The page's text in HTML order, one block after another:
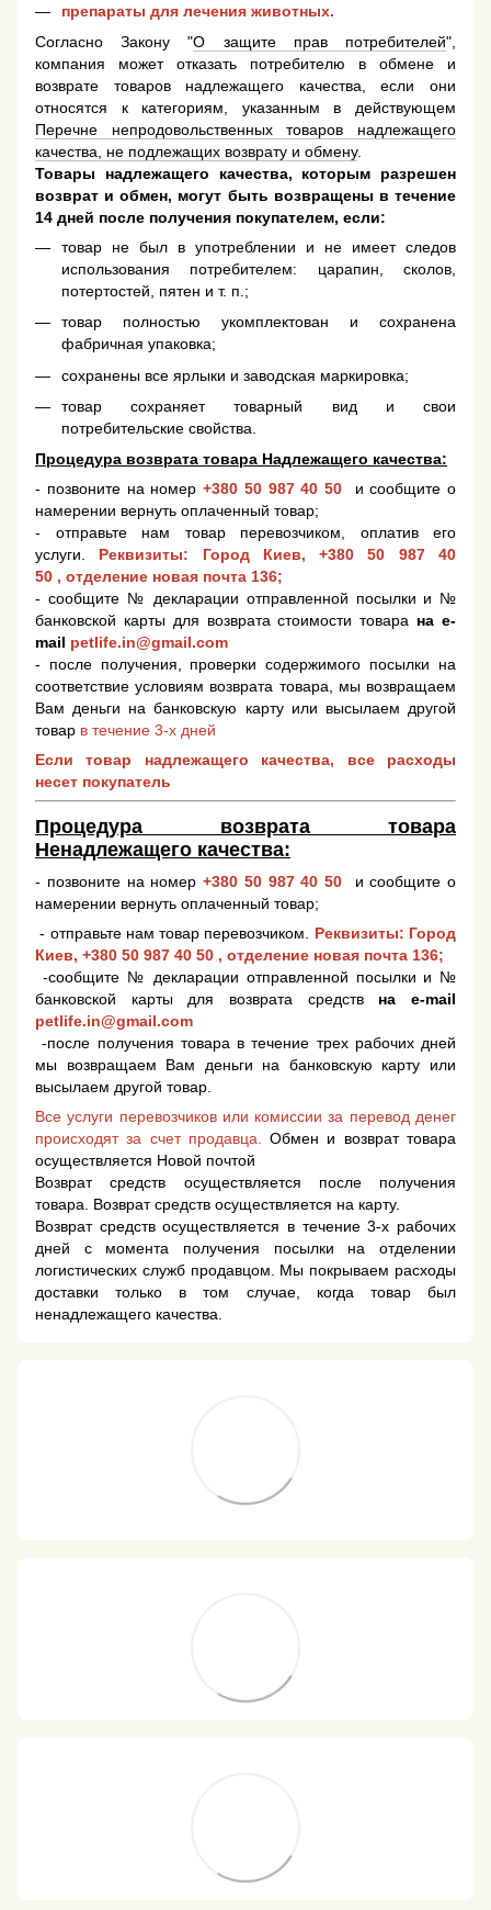
препараты для лечения животных.
Согласно Закону "О защите прав потребителей",
компания может отказать потребителю в обмене и
возврате товаров надлежащего качества, если они
относятся к категориям, указанным в действующем
Перечне непродовольственных товаров надлежащего
качества, не подлежащих возврату и обмену.
Товары надлежащего качества, которым разрешен
возврат и обмен, могут быть возвращены в течение
14 дней после получения покупателем, если:
товар не был в употреблении и не имеет следов
использования потребителем: царапин, сколов,
потертостей, пятен и т. п.;
товар полностью укомплектован и сохранена
фабричная упаковка;
сохранены все ярлыки и заводская маркировка;
товар сохраняет товарный вид и свои
потребительские свойства.
Процедура возврата товара Надлежащего качества:
- позвоните на номер +380 50 987 40 50
и сообщите о
намерении вернуть оплаченный товар;
- отправьте нам товар перевозчиком, оплатив его
услуги. Реквизиты: Город Киев,+380 50 987 40
50 , отделение новая почта 136;
- сообщите № декларации отправленной посылки и №
банковской карты для возврата стоимости товара на e-
mail petlife.in@gmail.com
- после получения, проверки содержимого посылки на
соответствие условиям возврата товара, мы возвращаем
Вам деньги на банковскую карту или высылаем другой
товар в течение 3-х дней
Если товар надлежащего качества, все расходы
несет покупатель
Процедура возврата товара
Ненадлежащего качества:
- позвоните на номер +380 50 987 40 50
и сообщите о
намерении вернуть оплаченный товар;
- отправьте нам товар перевозчиком. Реквизиты: Город
Киев, +380 50 987 40 50 , отделение новая почта 136;
-сообщите № декларации отправленной посылки и №
банковской карты для возврата средств на e-mail
petlife.in@gmail.com
-после получения товара в течение трех рабочих дней
мы возвращаем Вам деньги на банковскую карту или
высылаем другой товар.
Все услуги перевозчиков или комиссии за перевод денег
происходят за счет продавца.Обмен и возврат товара
осуществляется Новой почтой
Возврат средств осуществляется после получения
товара. Возврат средств осуществляется на карту.
Возврат средств осуществляется в течение 3-х рабочих
дней с момента получения посылки на отделении
логистических служб продавцом. Мы покрываем расходы
доставки только в том случае, когда товар был
ненадлежащего качества.